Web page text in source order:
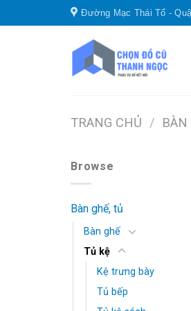
to
Đường Mạc Thái Tổ -
TRANG CHỦ / BÀN
Browse
Bàn ghế, tủ
Bàn ghế
Tủ kệ
Kệ trưng bày
Tủ bếp